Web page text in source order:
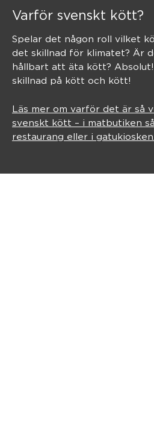
Varför svenskt kött?
Spelar det någon roll vilket
det skillnad för klimatet? Är
hållbart att äta kött?
skillnad på kött och kött!
Läs mer om varför det är så
svenskt kött – i matbutiken
restaurang eller i gatukiosken.